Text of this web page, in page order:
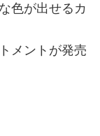
色が出せるカ
メントが発売